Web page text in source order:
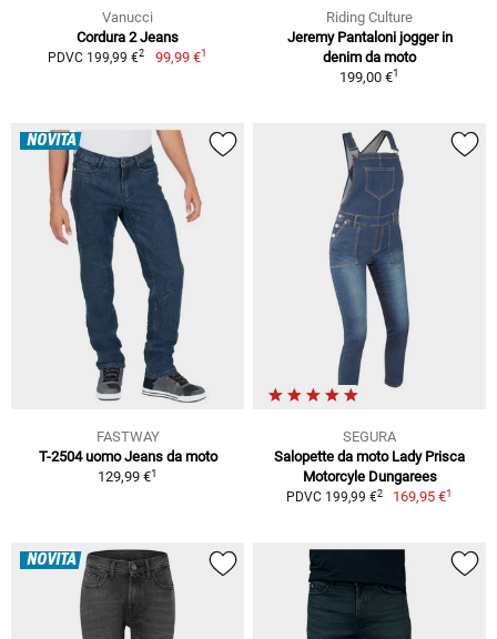
Vanucci
Cordura 2 Jeans
PDVC 199,99 €2 99,99 €1
Riding Culture
Jeremy Pantaloni jogger in
denim da moto
199,00 €1
NOVITÀ
FASTWAY
T-2504 uomo Jeans da moto
129,99 €1
SEGURA
Salopette da moto Lady Prisca
Motorcyle Dungarees
PDVC 199,99 €2 169,95 €1
NOVITÀ